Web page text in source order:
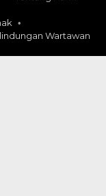
Wartawan